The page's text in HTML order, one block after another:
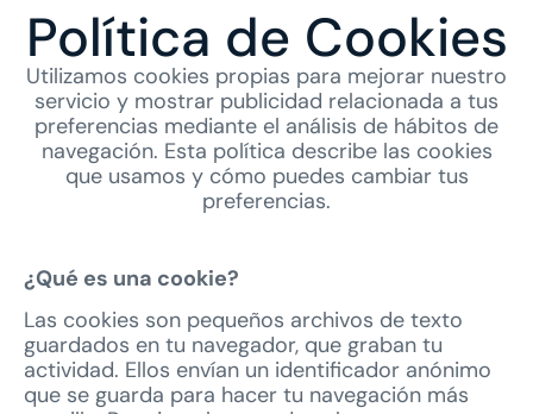
Política de Cookies
Utilizamos cookies propias para mejorar nuestro
servicio y mostrar publicidad relacionada a tus
preferencias mediante el análisis de hábitos de
navegación. Esta política describe las cookies
que usamos y cómo puedes cambiar tus
preferencias.
¿Qué es una cookie?
Las cookies son pequeños archivos de texto
guardados en tu navegador, que graban tu
actividad. Ellos envían un identificador anónimo
que se guarda para hacer tu navegación más